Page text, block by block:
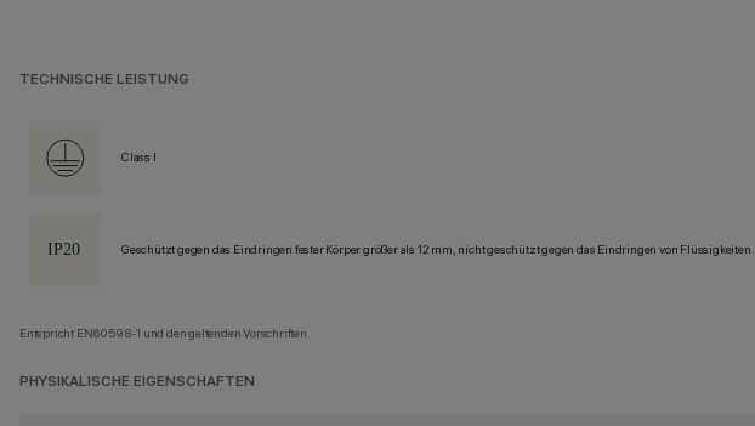
TECHNISCHE LEISTUNG
Class I
Geschützt gegen das Eindringen fester Körper größer als 12 mm, nicht geschützt gegen das Eindringen von Flüssigkeiten.
Entspricht EN60598-1 und den geltenden Vorschriften.
PHYSIKALISCHE EIGENSCHAFTEN